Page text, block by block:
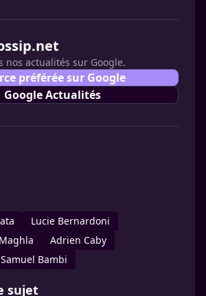
nos actualités sur Google.
préférée sur Google
Google Actualités
Lucie Bernardoni
Maghla
Adrien Caby
Samuel Bambi
sujet